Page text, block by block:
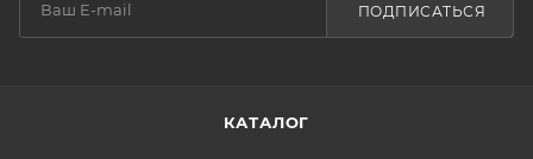
ПОДПИСАТЬСЯ
КАТАЛОГ